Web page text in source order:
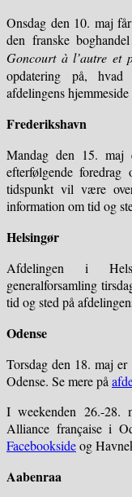
Onsdag den 10. maj
den franske
Goncourt à l’autre et
opdatering på,
afdelingens
Frederikshavn
Mandag den 15. maj
efterfølgende
tidspunkt vil være
information om tid og
Helsingør
Afdelingen i
generalforsamling
tid og sted på
Odense
Torsdag den 18. maj
Odense. Se mere på
I weekenden 26.-28.
Alliance française i
Facebooksideog
Aabenraa